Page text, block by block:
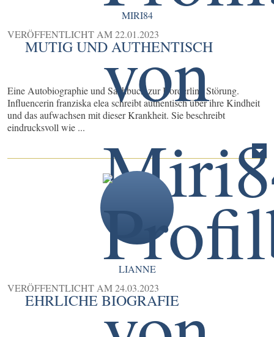
MIRI84
VERÖFFENTLICHT AM22.01.2023
MUTIG UND AUTHENTISCH
Eine Autobiographie und Sachbuch zur Borderline Störung.
Influencerin franziska elea schreibt authentisch über ihre Kindheit
und das aufwachsen mit dieser Krankheit. Sie beschreibt
eindrucksvoll wie ...
LIANNE
VERÖFFENTLICHT AM24.03.2023
EHRLICHE BIOGRAFIE